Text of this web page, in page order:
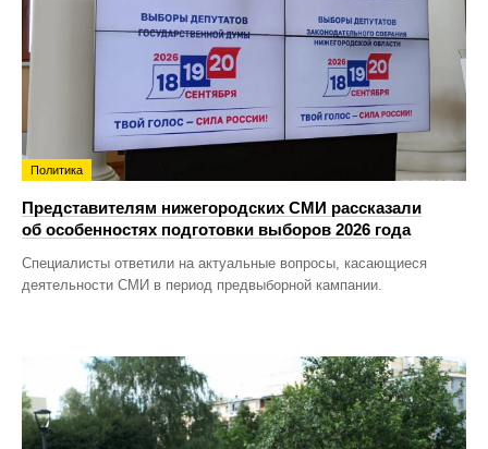
Политика
Представителям нижегородских СМИ рассказали
об особенностях подготовки выборов 2026 года
Специалисты ответили на актуальные вопросы, касающиеся
деятельности СМИ в период предвыборной кампании.